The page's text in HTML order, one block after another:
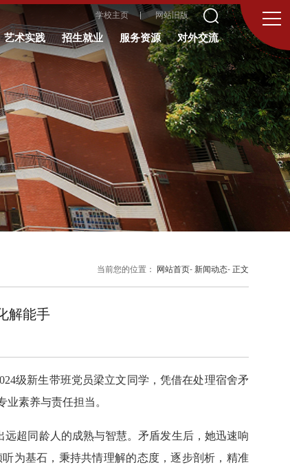
学校主页 网站旧版
艺术实践 招生就业 服务资源 对外交流
当前您的位置： 网站首页- 新闻动态- 正文
解能手
级新生带班党员梁立文同学，凭借在处理宿舍矛
素养与责任担当。
超同龄人的成熟与智慧。矛盾发生后，她迅速响
为基石，秉持共情理解的态度，逐步剖析，精准